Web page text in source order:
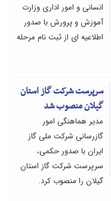
انسانی و امور اداری وزارت
آموزش و پرورش با صدور
اطلاعیه ای از ثبت نام مرحله
سرپرست شرکت گاز استان
گیلان منصوب شد
مدیر هماهنگی امور
گازرسانی شرکت ملی گاز
ایران با صدور حکمی،
سرپرست شرکت گاز استان
گیلان را منصوب کرد.